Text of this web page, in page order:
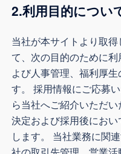
2.利用目的につい
当社が本サイトより取
て、次の目的のために
よび人事管理、福利厚
す。 採用情報にご応募
ら当社へご紹介いただ
決定および採用後にお
します。 当社業務に関